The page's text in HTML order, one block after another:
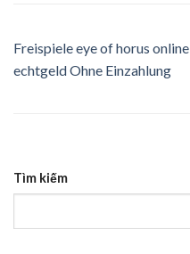
Freispiele eye of horus online
echtgeld Ohne Einzahlung
Tìm kiếm